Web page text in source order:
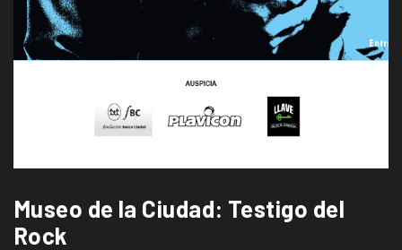
Museo de la Ciudad: Testigo del
Rock